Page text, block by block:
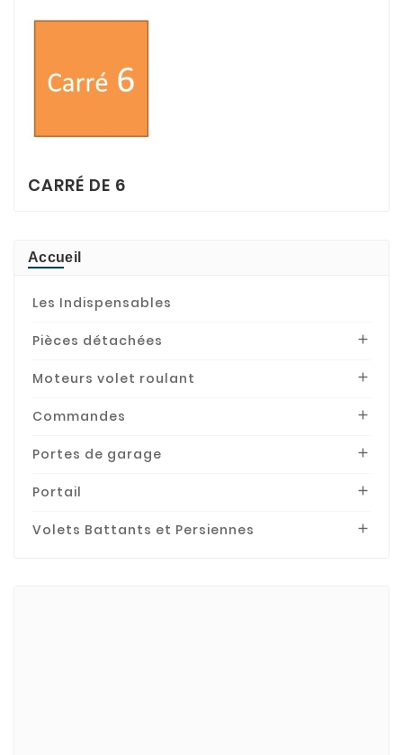
CARRÉ DE 6
Accueil
Les Indispensables
Pièces détachées 
Moteurs volet roulant 
Commandes 
Portes de garage 
Portail 
Volets Battants et Persiennes 